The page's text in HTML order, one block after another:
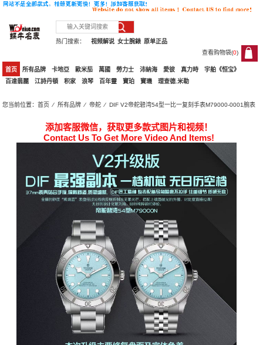
热门搜索： 原单正品
女士腕錶
视频解说
查看购物袋(0)
0
首页 所有品牌 卡地亞 歐米茄 萬國 勞力士 沛納海 愛彼 真力時
宇舶《恒宝》
百達翡麗
江詩丹頓 积家 浪琴 百年靈 寶珀 寶璣 理查德.米勒
您当前位置：首页 ⁄所有品牌 ⁄帝舵 ⁄ DIF V2帝舵碧湾54型一比一复刻手表M79000-0001腕表
添加客服微信，获取更多款式图片和视频！
Contact Us To Get More Video And Items!